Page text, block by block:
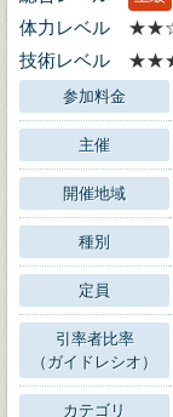
体力レベル
技術レベル
参加料金
主催
開催地域
種別
定員
引率者比率
（ガイドレシオ）
カテゴリ